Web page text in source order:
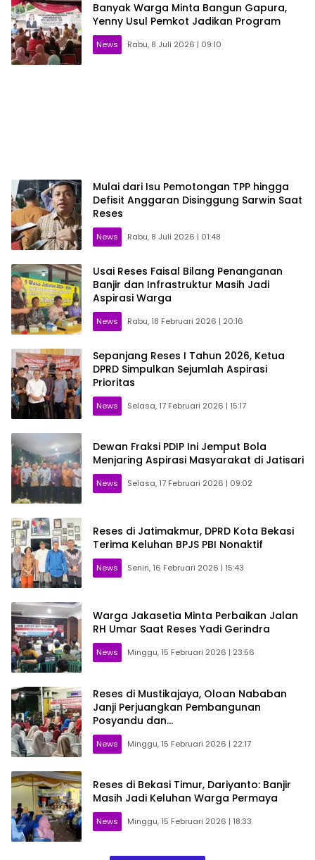
Banyak Warga Minta Bangun Gapura,
Yenny Usul Pemkot Jadikan Program
News Rabu, 8 Juli 2026 | 09:10
Mulai dari Isu Pemotongan TPP hingga
Defisit Anggaran Disinggung Sarwin Saat
Reses
News Rabu, 8 Juli 2026 | 01:48
Usai Reses Faisal Bilang Penanganan
Banjir dan Infrastruktur Masih Jadi
Aspirasi Warga
News Rabu, 18 Februari 2026 | 20:16
Sepanjang Reses I Tahun 2026, Ketua
DPRD Simpulkan Sejumlah Aspirasi
Prioritas
News Selasa, 17 Februari 2026 | 15:17
Dewan Fraksi PDIP Ini Jemput Bola
Menjaring Aspirasi Masyarakat di Jatisari
News Selasa, 17 Februari 2026 | 09:02
Reses di Jatimakmur, DPRD Kota Bekasi
Terima Keluhan BPJS PBI Nonaktif
News Senin, 16 Februari 2026 | 15:43
Warga Jakasetia Minta Perbaikan Jalan
RH Umar Saat Reses Yadi Gerindra
News Minggu, 15 Februari 2026 | 23:56
Reses di Mustikajaya, Oloan Nababan
Janji Perjuangkan Pembangunan
Posyandu dan…
News Minggu, 15 Februari 2026 | 22:17
Reses di Bekasi Timur, Dariyanto: Banjir
Masih Jadi Keluhan Warga Permaya
News Minggu, 15 Februari 2026 | 18:33